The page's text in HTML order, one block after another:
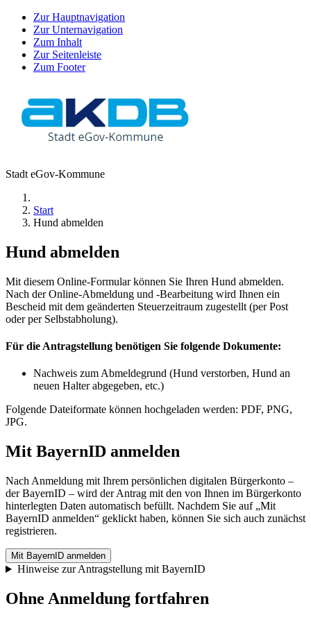
Zur Hauptnavigation
Zur Unternavigation
Zum Inhalt
Zur Seitenleiste
Zum Footer
Stadt eGov-Kommune
Start
Hund abmelden
Hund abmelden
Mit diesem Online-Formular können Sie Ihren Hund abmelden.
Nach der Online-Abmeldung und -Bearbeitung wird Ihnen ein
Bescheid mit dem geänderten Steuerzeitraum zugestellt (per Post
oder per Selbstabholung).
Für die Antragstellung benötigen Sie folgende Dokumente:
Nachweis zum Abmeldegrund (Hund verstorben, Hund an
neuen Halter abgegeben, etc.)
Folgende Dateiformate können hochgeladen werden: PDF, PNG,
JPG.
Mit BayernID anmelden
Nach Anmeldung mit Ihrem persönlichen digitalen Bürgerkonto –
der BayernID – wird der Antrag mit den von Ihnen im Bürgerkonto
hinterlegten Daten automatisch befüllt. Nachdem Sie auf „Mit
BayernID anmelden“ geklickt haben, können Sie sich auch zunächst
registrieren.
Mit BayernID anmelden
Hinweise zur Antragstellung mit BayernID
Ohne Anmeldung fortfahren